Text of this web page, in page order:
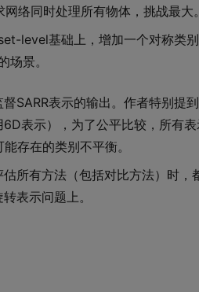
络同时处理所有物体，挑战最大。
level基础上，增加一个对称类
景。
督SARR表示的输出。作者特别提
表示），为了公平比较，所有表
存在的类别不平衡。
所有方法（包括对比方法）时，
表示问题上。